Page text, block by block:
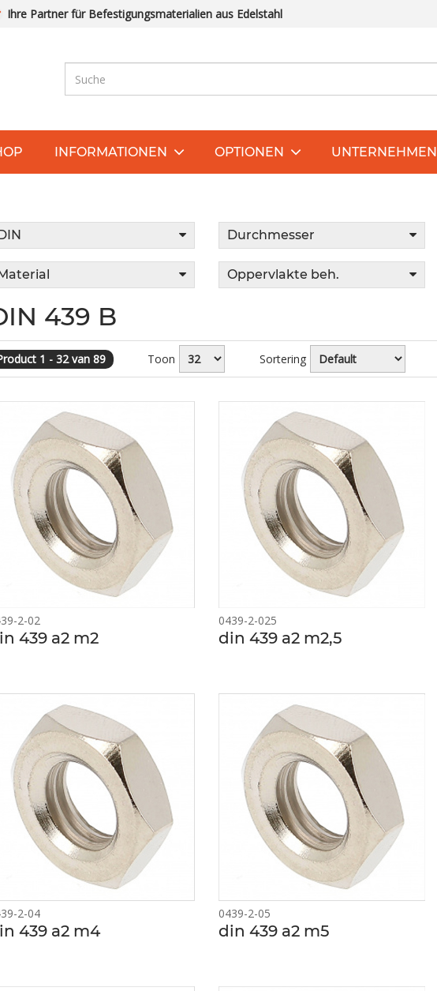
Ihre Partner für Befestigungsmaterialien aus Edelstahl
INFORMATIONEN OPTIONEN UNTERNEHMEN
Durchmesser
Oppervlakte beh.
439 B
1 - 32 van 89 Toon Sortering
2-02
439 a2 m2
0439-2-025
din 439 a2 m2,5
2-04
439 a2 m4
0439-2-05
din 439 a2 m5